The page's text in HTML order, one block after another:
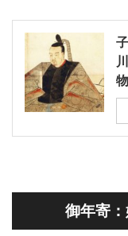
御年寄：